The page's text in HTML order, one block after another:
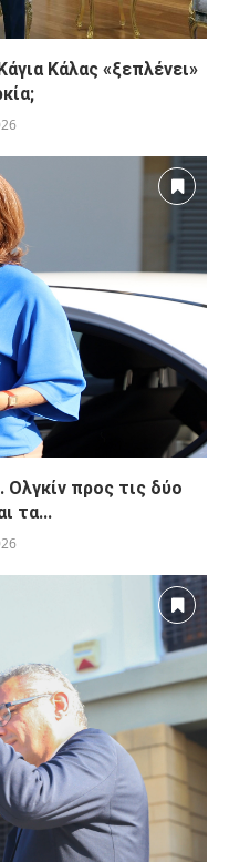
Κάλας «ξεπλένει»
Ολγκίν προς τις δύο
τα...